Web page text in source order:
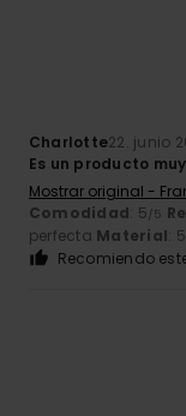
Charlotte22. junio
Es un producto
Mostrar original -
Comodidad: 5/5
perfecta Material: 5
Recomiendo